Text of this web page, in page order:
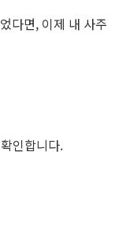
다면, 이제 내 사주
인합니다.